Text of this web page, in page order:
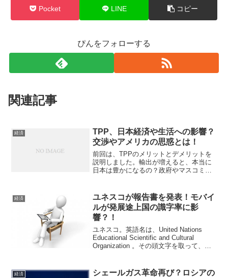
Pocket LINE コピー
ぴんをフォローする
関連記事
経済
TPP、日本経済や生活への影響？
交渉やアメリカの思惑とは！
前回は、TPPのメリットとデメリットを
説明しました。輸出が増えると、本当に
日本は豊かになるの？政府やマスコミの
よね？この３年ほどは円高が続いていた
から、景気が悪いのだと...
経済
ユネスコが報告書を発表！モバイ
ルが発展途上国の識字率に影
響？！
ユネスコ。英語名は、United Nations
Educational Scientific and Cultural
Organization 。その頭文字を取って、
経済
シェールガス革命再び？ロシアの